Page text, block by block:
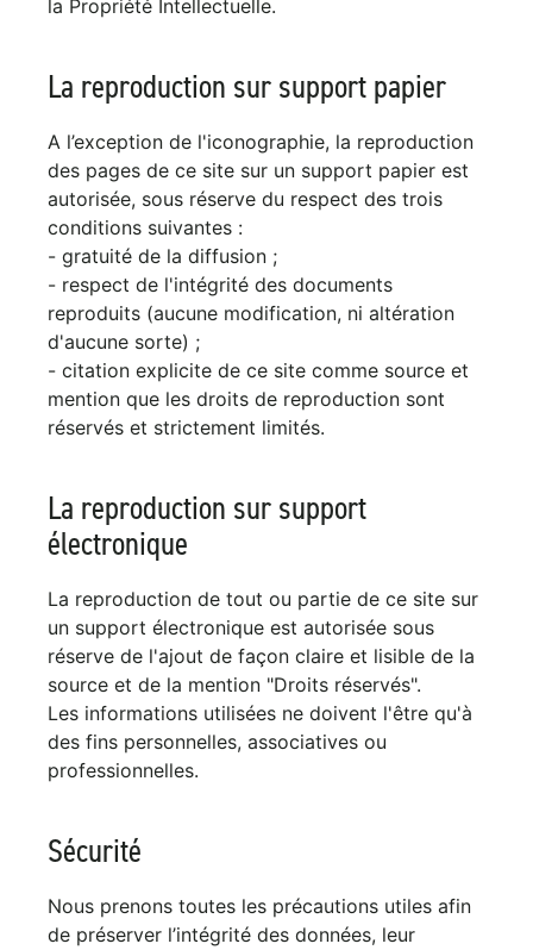
la Propriété Intellectuelle.
La reproduction sur support papier
A l’exception de l'iconographie, la reproduction
des pages de ce site sur un support papier est
autorisée, sous réserve du respect des trois
conditions suivantes :
- gratuité de la diffusion ;
- respect de l'intégrité des documents
reproduits (aucune modification, ni altération
d'aucune sorte) ;
- citation explicite de ce site comme source et
mention que les droits de reproduction sont
réservés et strictement limités.
La reproduction sur support
électronique
La reproduction de tout ou partie de ce site sur
un support électronique est autorisée sous
réserve de l'ajout de façon claire et lisible de la
source et de la mention "Droits réservés".
Les informations utilisées ne doivent l'être qu'à
des fins personnelles, associatives ou
professionnelles.
Sécurité
Nous prenons toutes les précautions utiles afin
de préserver l’intégrité des données, leur